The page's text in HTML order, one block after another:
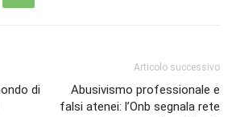
di
Articolo successivo
Abusivismo professionale e
falsi atenei: l’Onb segnala rete